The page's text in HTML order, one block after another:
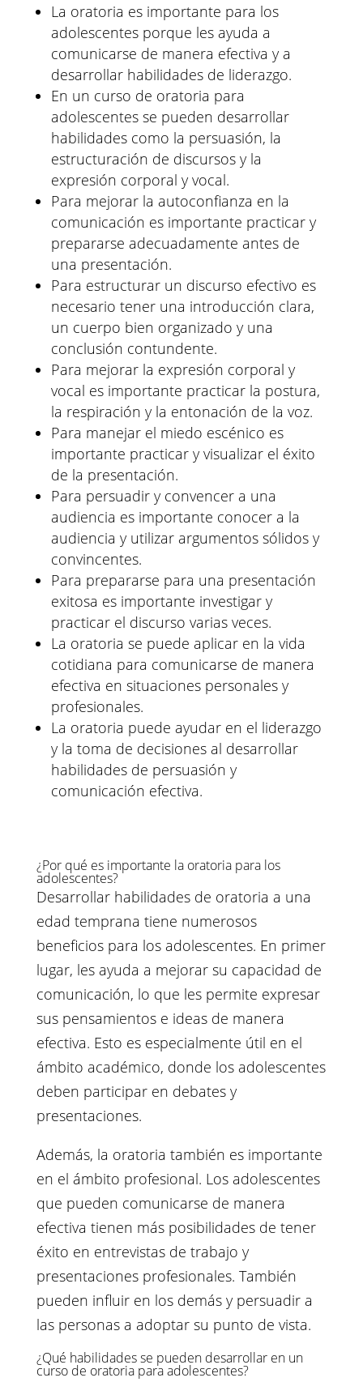
La oratoria es importante para los
adolescentes porque les ayuda a
comunicarse de manera efectiva y a
desarrollar habilidades de liderazgo.
En un curso de oratoria para
adolescentes se pueden desarrollar
habilidades como la persuasión, la
estructuración de discursos y la
expresión corporal y vocal.
Para mejorar la autoconfianza en la
comunicación es importante practicar y
prepararse adecuadamente antes de
una presentación.
Para estructurar un discurso efectivo es
necesario tener una introducción clara,
un cuerpo bien organizado y una
conclusión contundente.
Para mejorar la expresión corporal y
vocal es importante practicar la postura,
la respiración y la entonación de la voz.
Para manejar el miedo escénico es
importante practicar y visualizar el éxito
de la presentación.
Para persuadir y convencer a una
audiencia es importante conocer a la
audiencia y utilizar argumentos sólidos y
convincentes.
Para prepararse para una presentación
exitosa es importante investigar y
practicar el discurso varias veces.
La oratoria se puede aplicar en la vida
cotidiana para comunicarse de manera
efectiva en situaciones personales y
profesionales.
La oratoria puede ayudar en el liderazgo
y la toma de decisiones al desarrollar
habilidades de persuasión y
comunicación efectiva.
¿Por qué es importante la oratoria para los
adolescentes?
Desarrollar habilidades de oratoria a una
edad temprana tiene numerosos
beneficios para los adolescentes. En primer
lugar, les ayuda a mejorar su capacidad de
comunicación, lo que les permite expresar
sus pensamientos e ideas de manera
efectiva. Esto es especialmente útil en el
ámbito académico, donde los adolescentes
deben participar en debates y
presentaciones.
Además, la oratoria también es importante
en el ámbito profesional. Los adolescentes
que pueden comunicarse de manera
efectiva tienen más posibilidades de tener
éxito en entrevistas de trabajo y
presentaciones profesionales. También
pueden influir en los demás y persuadir a
las personas a adoptar su punto de vista.
¿Qué habilidades se pueden desarrollar en un
curso de oratoria para adolescentes?